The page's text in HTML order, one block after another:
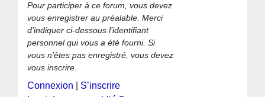
Pour participer à ce forum, vous devez
vous enregistrer au préalable. Merci
d’indiquer ci-dessous l’identifiant
personnel qui vous a été fourni. Si
vous n’êtes pas enregistré, vous devez
vous inscrire.
Connexion
S’inscrire